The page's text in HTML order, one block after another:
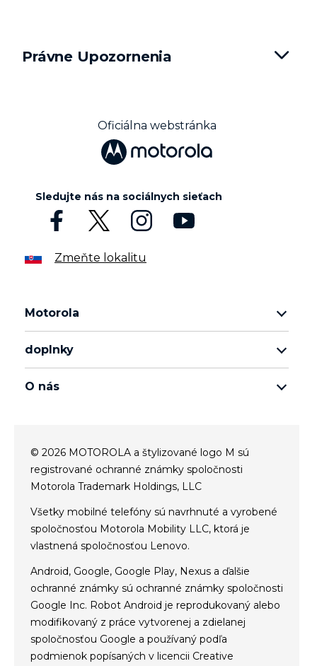
Právne Upozornenia
Oficiálna webstránka
Sledujte nás na sociálnych sieťach
Zmeňte lokalitu
Motorola
rad moto g
doplnky
O nás
conditions of sale
terms of use
Website Privacy
Innovation
Cookies
zásady ochrany osobných údajov
© 2026 MOTOROLA a štylizované logo M sú
registrované ochranné známky spoločnosti
Motorola Trademark Holdings, LLC
Všetky mobilné telefóny sú navrhnuté a vyrobené
spoločnosťou Motorola Mobility LLC, ktorá je
vlastnená spoločnosťou Lenovo.
Android, Google, Google Play, Nexus a ďalšie
ochranné známky sú ochranné známky spoločnosti
Google Inc. Robot Android je reprodukovaný alebo
modifikovaný z práce vytvorenej a zdielanej
spoločnosťou Google a používaný podľa
podmienok popísaných v licencii Creative